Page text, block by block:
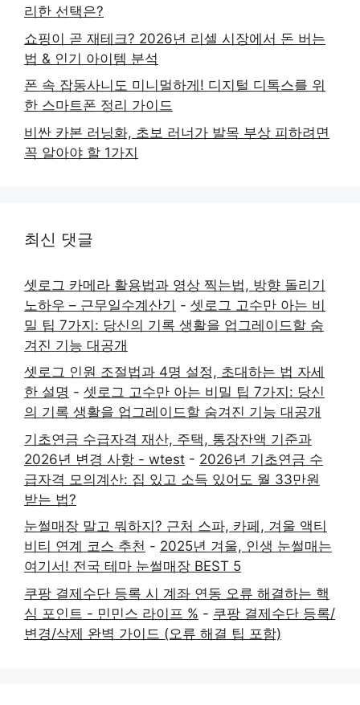
리한 선택은?
쇼핑이 곧 재테크? 2026년 리셀 시장에서 돈 버는
법 & 인기 아이템 분석
폰 속 잡동사니도 미니멀하게! 디지털 디톡스를 위
한 스마트폰 정리 가이드
비싼 카본 러닝화, 초보 러너가 발목 부상 피하려면
꼭 알아야 할 1가지
최신 댓글
셋로그 카메라 활용법과 영상 찍는법, 방향 돌리기
노하우 – 근무일수계산기 - 셋로그 고수만 아는 비
밀 팁 7가지: 당신의 기록 생활을 업그레이드할 숨
겨진 기능 대공개
셋로그 인원 조절법과 4명 설정, 초대하는 법 자세
한 설명 - 셋로그 고수만 아는 비밀 팁 7가지: 당신
의 기록 생활을 업그레이드할 숨겨진 기능 대공개
기초연금 수급자격 재산, 주택, 통장잔액 기준과
2026년 변경 사항 - wtest - 2026년 기초연금 수
급자격 모의계산: 집 있고 소득 있어도 월 33만원
받는 법?
눈썰매장 말고 뭐하지? 근처 스파, 카페, 겨울 액티
비티 연계 코스 추천 - 2025년 겨울, 인생 눈썰매는
여기서! 전국 테마 눈썰매장 BEST 5
쿠팡 결제수단 등록 시 계좌 연동 오류 해결하는 핵
심 포인트 - 민민스 라이프 % - 쿠팡 결제수단 등록/
변경/삭제 완벽 가이드 (오류 해결 팁 포함)